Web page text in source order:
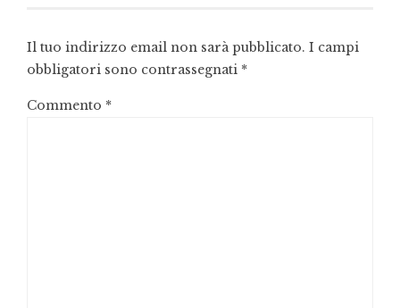
Il tuo indirizzo email non sarà pubblicato. I campi
obbligatori sono contrassegnati *
Commento *